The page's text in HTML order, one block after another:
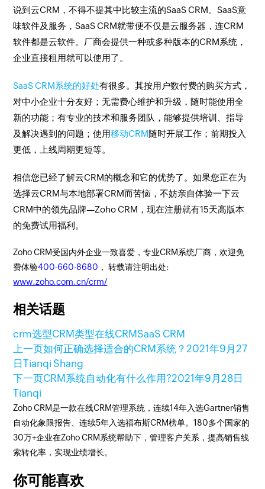
说到云CRM，不得不提其中比较主流的SaaS CRM。SaaS意
味软件及服务，SaaS CRM就带便不仅是云服务器，连CRM
软件都是云软件。厂商会提供一种或多种版本的CRM系统，
企业直接租用就可以使用了。
SaaS CRM系统的好处有很多。其按用户数付费的购买方式，
对中小企业十分友好；无需费心维护和升级，随时能使用全
新的功能；有专业的技术和服务团队，能够提供培训、指导
及解决遇到的问题；使用移动CRM随时开展工作；前期投入
更低，上线周期更短等。
相信您已经了解云CRM的概念和它的优势了。如果您正在为
选择云CRM与本地部署CRM而苦恼，不妨亲自体验一下云
CRM中的领先品牌—Zoho CRM，现在注册就有15天高版本
的免费试用福利。
Zoho CRM受国内外企业一致喜爱，专业CRM系统厂商，欢迎免
费体验400-660-8680 ， 转载请注明出处:
www.zoho.com.cn/crm/
相关话题
crm选型CRM类型在线CRM SaaS CRM
上一页如何正确选择适合的CRM系统？2021年9月27
日Tianqi Shang
下一页CRM系统自动化有什么作用?2021年9月28日
Tianqi
Zoho CRM是一款在线CRM管理系统，连续14年入选Gartner销售
自动化象限报告、连续5年入选福布斯CRM榜单。180多个国家的
30万+企业在Zoho CRM系统帮助下，管理客户关系，提高销售线
索转化率，实现业绩增长。
你可能喜欢